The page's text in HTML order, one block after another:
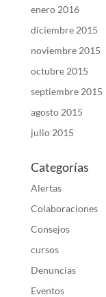
enero 2016
diciembre 2015
noviembre 2015
octubre 2015
septiembre 2015
agosto 2015
julio 2015
Categorías
Alertas
Colaboraciones
Consejos
cursos
Denuncias
Eventos